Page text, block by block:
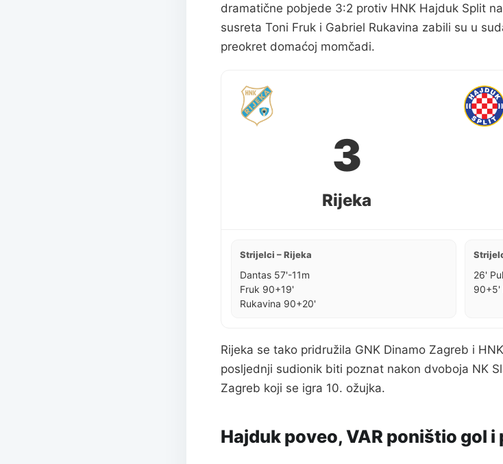
dramatične pobjede 3:2 protiv HNK Hajduk Split
susreta Toni Fruk i Gabriel Rukavina zabili su u
preokret domaćoj momčadi.
3
Rijeka
Strijelci – Rijeka
Dantas 57'-11m
Fruk 90+19'
Rukavina 90+20'
26'
90+5'
Rijeka se tako pridružila GNK Dinamo Zagreb i
posljednji sudionik biti poznat nakon dvoboja NK
Zagreb koji se igra 10. ožujka.
Hajduk poveo, VAR poništio gol i